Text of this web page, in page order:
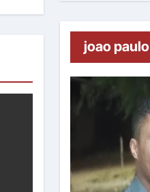
joao paulo